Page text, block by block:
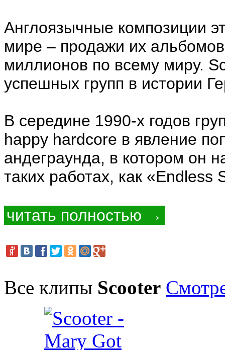
Англоязычные композиции
мире – продажи их
миллионов по всему миру.
успешных групп в истории
В середине 1990-х годов
happy hardcore в явление
андеграунда, в котором он
таких работах, как «Endless
читать полностью →
Все клипы Scooter